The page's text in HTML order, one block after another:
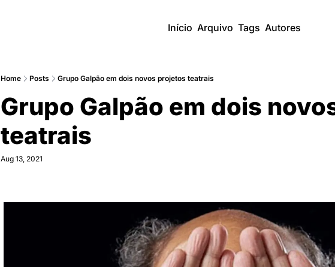
Início Arquivo Tags Autores
Home Posts Grupo Galpão em dois novos projetos teatrais
Grupo Galpão em dois
teatrais
Aug 13, 2021